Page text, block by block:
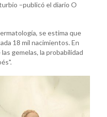
–publicó el diario O
se estima que
18 mil nacimientos. En
gemelas, la probabilidad